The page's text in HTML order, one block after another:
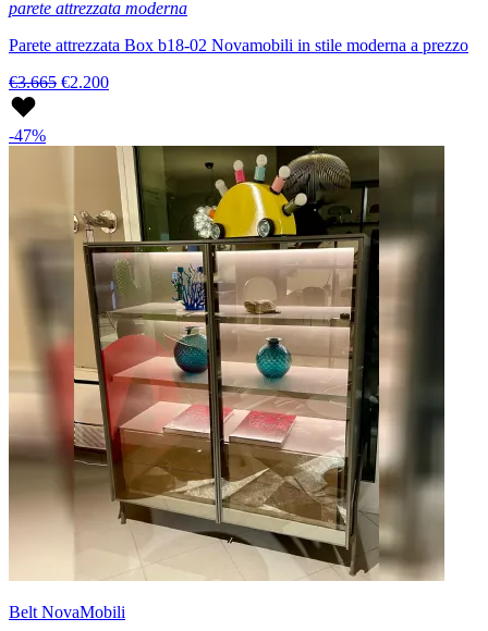
parete attrezzata moderna
Parete attrezzata Box b18-02 Novamobili in stile moderna a prezzo
€3.665 €2.200
-47%
Belt NovaMobili